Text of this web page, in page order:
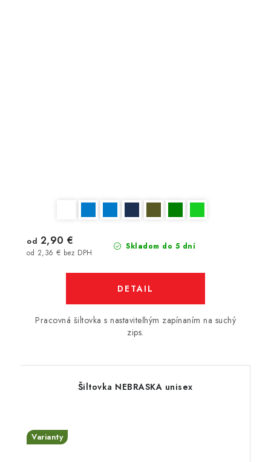
Skladom do 5 dní
od 2,36 € bez DPH
od 2,90 €
DETAIL
Pracovná šiltovka s nastaviteľným zapínaním na suchý
zips.
Šiltovka NEBRASKA unisex
Varianty